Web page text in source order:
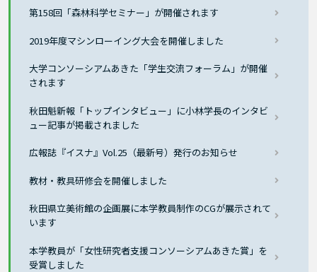
第158回「森林科学セミナー」が開催されます
2019年度マシンローイング大会を開催しました
大学コンソーシアムあきた「学生交流フォーラム」が開催
されます
秋田魁新報「トップインタビュー」に小林学長のインタビ
ュー記事が掲載されました
広報誌『イスナ』Vol.25（最新号）発行のお知らせ
教材・教具研修会を開催しました
秋田県立美術館の企画展に本学教員制作のCGが展示されて
います
本学教員が「女性研究者支援コンソーシアムあきた賞」を
受賞しました